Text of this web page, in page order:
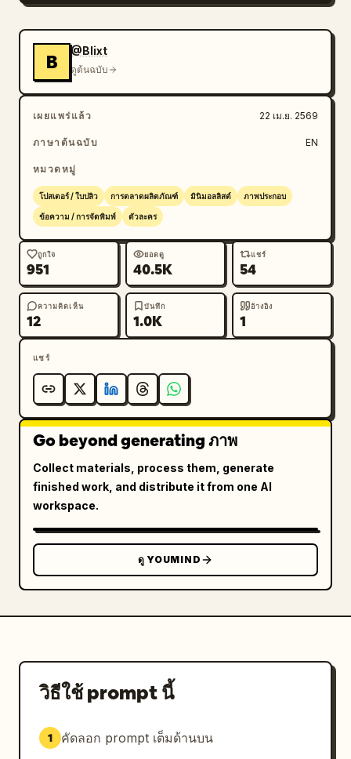
B
@Blixt
ดูต้นฉบับ
เผยแพร่แล้ว 22 เม.ย. 2569
ภาษาต้นฉบับ EN
หมวดหมู่
โปสเตอร์ / ใบปลิว การตลาดผลิตภัณฑ์ มินิมอลลิสต์ ภาพประกอบ
ข้อความ / การจัดพิมพ์ ตัวละคร
ถูกใจ
951
ยอดดู
40.5K
แชร์
54
ความคิดเห็น
12
บันทึก
1.0K
อ้างอิง
1
แชร์
Go beyond generating ภาพ
Collect materials, process them, generate
finished work, and distribute it from one AI
workspace.
ดู YOUMIND
วิธีใช้ prompt นี้
1 คัดลอก prompt เต็มด้านบน